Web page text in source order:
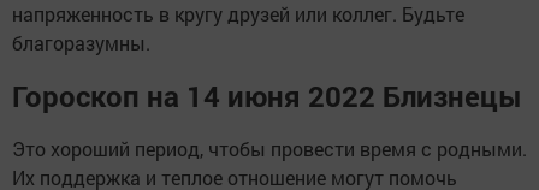
напряженность в кругу друзей или коллег. Будьте
благоразумны.
Гороскоп на 14 июня 2022 Близнецы
Это хороший период, чтобы провести время с родными.
Их поддержка и теплое отношение могут помочь